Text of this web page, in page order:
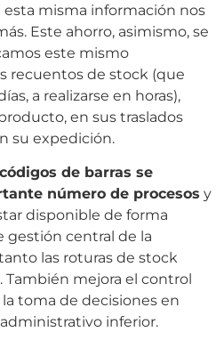
misma información nos
Este ahorro, asimismo, se
este mismo
recuentos de stock (que
a realizarse en horas),
en sus traslados
su expedición.
de barras se
número de procesos y
disponible de forma
gestión central de la
las roturas de stock
También mejora el control
toma de decisiones en
inferior.